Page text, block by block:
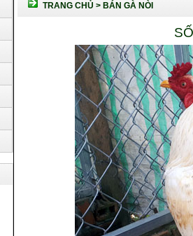
TRANG CHỦ > BÁN GÀ NÒI